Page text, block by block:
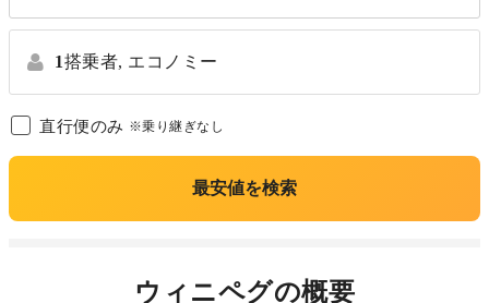
1搭乗者, エコノミー
直行便のみ ※乗り継ぎなし
最安値を検索
ウィニペグの概要